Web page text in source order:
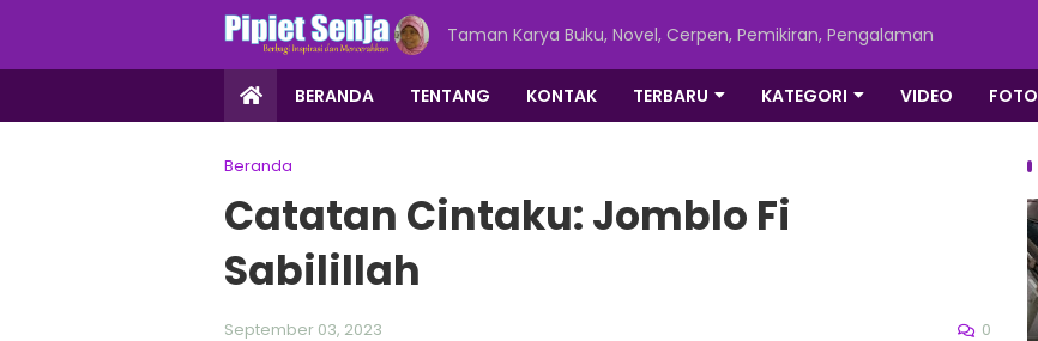
Taman Karya Buku, Novel, Cerpen, Pemikiran, Pengalaman
BERANDA TENTANG KONTAK TERBARU KATEGORI VIDEO FOTO
Beranda
Catatan Cintaku: Jomblo Fi
Sabilillah
September 03, 2023 0